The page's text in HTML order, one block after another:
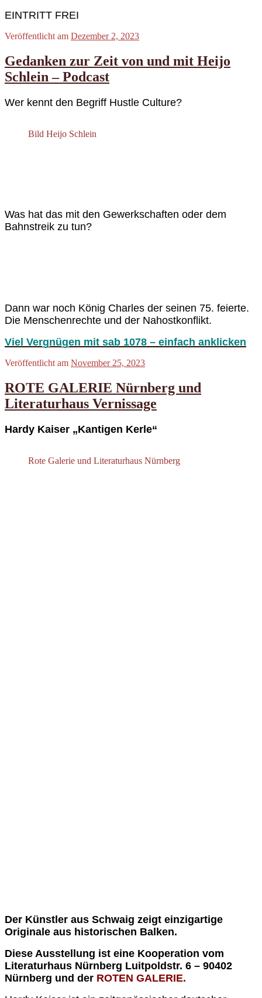
EINTRITT FREI
Veröffentlicht am Dezember 2, 2023
Gedanken zur Zeit von und mit Heijo
Schlein – Podcast
Wer kennt den Begriff Hustle Culture?
Bild Heijo Schlein
Was hat das mit den Gewerkschaften oder dem
Bahnstreik zu tun?
Dann war noch König Charles der seinen 75. feierte.
Die Menschenrechte und der Nahostkonflikt.
Viel Vergnügen mit sab 1078 – einfach anklicken
Veröffentlicht am November 25, 2023
ROTE GALERIE Nürnberg und
Literaturhaus Vernissage
Hardy Kaiser „Kantigen Kerle“
Rote Galerie und Literaturhaus Nürnberg
Der Künstler aus Schwaig zeigt einzigartige
Originale aus historischen Balken.
Diese Ausstellung ist eine Kooperation vom
Literaturhaus Nürnberg Luitpoldstr. 6 – 90402
Nürnberg und der ROTEN GALERIE.